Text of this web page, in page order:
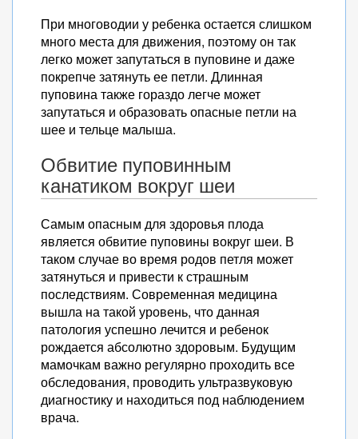
При многоводии у ребенка остается слишком
много места для движения, поэтому он так
легко может запутаться в пуповине и даже
покрепче затянуть ее петли. Длинная
пуповина также гораздо легче может
запутаться и образовать опасные петли на
шее и тельце малыша.
Обвитие пуповинным
канатиком вокруг шеи
Самым опасным для здоровья плода
является обвитие пуповины вокруг шеи. В
таком случае во время родов петля может
затянуться и привести к страшным
последствиям. Современная медицина
вышла на такой уровень, что данная
патология успешно лечится и ребенок
рождается абсолютно здоровым. Будущим
мамочкам важно регулярно проходить все
обследования, проводить ультразвуковую
диагностику и находиться под наблюдением
врача.